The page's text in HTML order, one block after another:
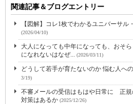
関連記事＆ブログエントリー
【図解】コレ1枚でわかるユニバーサ
(2026/04/10)
大人になっても中年になっても、おそ
になれないはなぜ... (2026/03/11)
どうして若手が育たないのか 悩む人へ
3/19)
不審メールの受信はもはや日常に 正規
対策はあるか (2025/12/26)